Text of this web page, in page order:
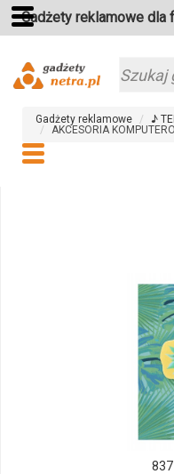
Gadżety reklamowe dla
Gadżety reklamowe ♪
AKCESORIA